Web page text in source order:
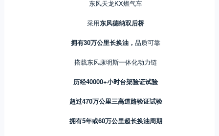
东风天龙KX燃气车
采用东风德纳双后桥
拥有30万公里长换油，品质可靠
搭载东风康明斯一体化动力链
历经40000+小时台架验证试验
超过470万公里三高道路验证试验
拥有5年或60万公里超长换油周期